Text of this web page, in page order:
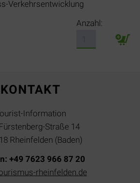
Verkehrsentwicklung
Anzahl:
KONTAKT
Information
Straße 14
Rheinfelden (Baden)
+49 7623 966 87 20
rheinfelden.de